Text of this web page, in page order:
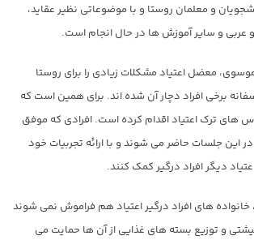
و معلمان روستا و با موضوعاتی نظیر عقاید،
عربی و سایر آموزش ها در حال انجام است.
معضل اعتیاد مشکلات زیادی را برای روستا
برخی افراد دچار آن شده اند. برای همین است که
های ترک اعتیاد اقدام کرده است. افرادی که موفق
این جلسات حاضر می شوند و با ارائه تجربیات خود
دیگر افراد درگیر کمک کنند.
خانواده های افراد درگیر اعتیاد هم فراموش نمی شوند
و توزیع بسته های غذایی از آن ها حمایت می